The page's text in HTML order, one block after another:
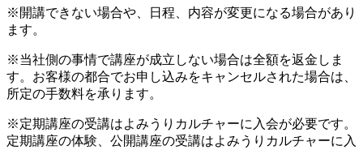
※開講できない場合や、日程、内容が変更になる場合があり
ます。
※当社側の事情で講座が成立しない場合は全額を返金しま
す。お客様の都合でお申し込みをキャンセルされた場合は、
所定の手数料を承ります。
※定期講座の受講はよみうりカルチャーに入会が必要です。
定期講座の体験、公開講座の受講はよみうりカルチャーに入